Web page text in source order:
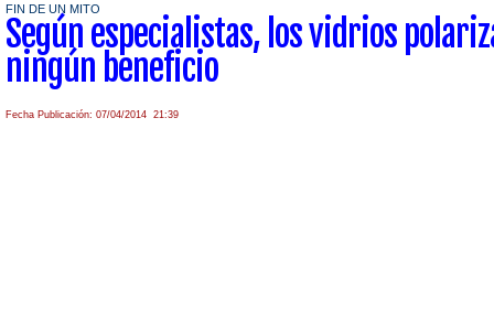
FIN DE UN MITO
Según especialistas, los vidrios
ningún beneficio
Fecha Publicación: 07/04/2014 21:39